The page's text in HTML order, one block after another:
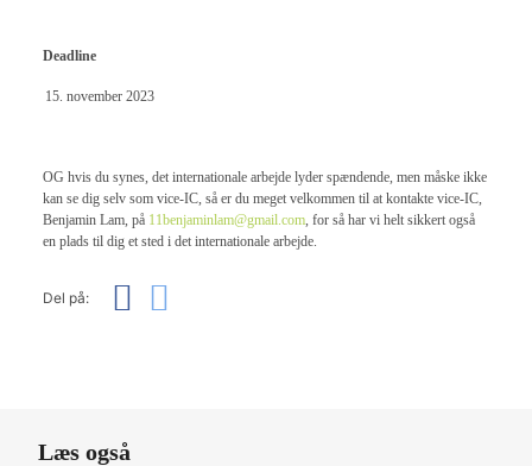
Deadline
november 2023
OG hvis du synes, det internationale arbejde lyder spændende, men måske ikke
kan se dig selv som vice-IC, så er du meget velkommen til at kontakte vice-IC,
Benjamin Lam, på 11benjaminlam@gmail.com, for så har vi helt sikkert også
en plads til dig et sted i det internationale arbejde.
Del på:
Læs også